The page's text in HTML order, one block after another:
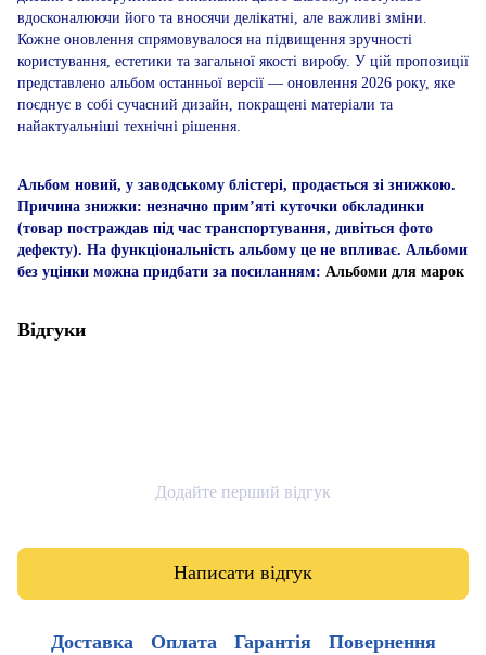
вдосконалюючи його та вносячи делікатні, але важливі зміни.
Кожне оновлення спрямовувалося на підвищення зручності
користування, естетики та загальної якості виробу. У цій пропозиції
представлено альбом останньої версії — оновлення 2026 року, яке
поєднує в собі сучасний дизайн, покращені матеріали та
найактуальніші технічні рішення.
Альбом новий, у заводському блістері, продається зі знижкою.
Причина знижки: незначно прим’яті куточки обкладинки
(товар постраждав під час транспортування, дивіться фото
дефекту). На функціональність альбому це не впливає. Альбоми
без уцінки можна придбати за посиланням:​​​ Альбоми для марок
Відгуки
Додайте перший відгук
Написати відгук
Доставка Оплата Гарантія Повернення